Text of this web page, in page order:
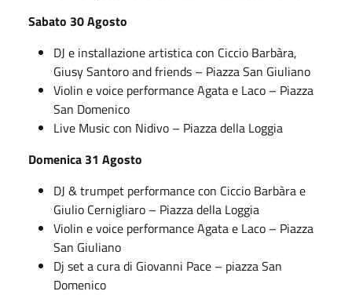
Sabato 30 Agosto
DJ e installazione artistica con Ciccio Barbàra,
Giusy Santoro and friends – Piazza San Giuliano
Violin e voice performance Agata e Laco – Piazza
San Domenico
Live Music con Nidivo – Piazza della Loggia
Domenica 31 Agosto
DJ & trumpet performance con Ciccio Barbàra e
Giulio Cernigliaro – Piazza della Loggia
Violin e voice performance Agata e Laco – Piazza
San Giuliano
Dj set a cura di Giovanni Pace – piazza San
Domenico